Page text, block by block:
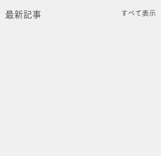
最新記事 すべて表示